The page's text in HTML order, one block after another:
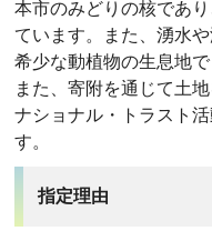
本市のみどりの核であ
ています。また、湧水
希少な動植物の生息地で
また、寄附を通じて土
ナショナル・トラスト
す。
指定理由